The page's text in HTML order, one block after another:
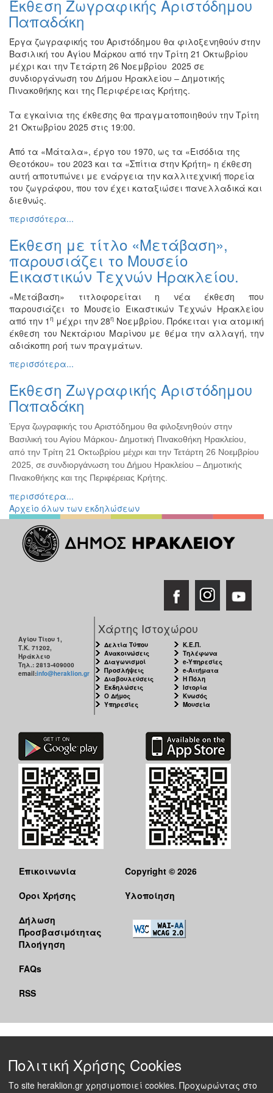
Βιβλίο
Ζωγραφική
Φωτογραφία
Τραγούδι
Μουσική
Κινηματογράφος
Χορός
Θέατρο
Παζάρι
Ειδών
Συνέδρια
Ημερίδες
-
Διημερίδες
Σεμινάρια-
Διαλέξεις-
Ομιλίες
Διάφορες
Εκθέσεις
Εκδηλώσεις
για
Παιδιά
Άλλες
Εκδηλώσεις
ΤΟΠΟΣ
ΜΑΣ
ΠΟΛΙΤΙΣΜΟΣ
ΑΝΘΕΚΤΙΚΗ
ΠΟΛΗ
Έκθεση Ζωγραφικής Αριστόδημου
Παπαδάκη
Έργα ζωγραφικής του Αριστόδημου θα φιλοξενηθούν στην
Βασιλική του Αγίου Μάρκου από την Τρίτη 21 Οκτωβρίου
μέχρι και την Τετάρτη 26 Νοεμβρίου 2025 σε
συνδιοργάνωση του Δήμου Ηρακλείου – Δημοτικής
Πινακοθήκης και της Περιφέρειας Κρήτης.
Τα εγκαίνια της έκθεσης θα πραγματοποιηθούν την Τρίτη
21 Οκτωβρίου 2025 στις 19:00.
Από τα «Μάταλα», έργο του 1970, ως τα «Εισόδια της
Θεοτόκου» του 2023 και τα «Σπίτια στην Κρήτη» η έκθεση
αυτή αποτυπώνει με ενάργεια την καλλιτεχνική πορεία
του ζωγράφου, που τον έχει καταξιώσει πανελλαδικά και
διεθνώς.
περισσότερα...
Έκθεση με τίτλο «Μετάβαση»,
παρουσιάζει το Μουσείο
Εικαστικών Τεχνών Ηρακλείου.
«Μετάβαση» τιτλοφορείται η νέα έκθεση που
παρουσιάζει το Μουσείο Εικαστικών Τεχνών Ηρακλείου
από την 1 η μέχρι την 28η Νοεμβρίου. Πρόκειται για ατομική
έκθεση του Νεκτάριου Μαρίνου με θέμα την αλλαγή, την
αδιάκοπη ροή των πραγμάτων.
περισσότερα...
Έκθεση Ζωγραφικής Αριστόδημου
Παπαδάκη
Έργα ζωγραφικής του Αριστόδημου θα φιλοξενηθούν στην
Βασιλική του Αγίου Μάρκου- Δημοτική Πινακοθήκη Ηρακλείου,
από την Τρίτη 21 Οκτωβρίου μέχρι και την Τετάρτη 26 Νοεμβρίου
2025, σε συνδιοργάνωση του Δήμου Ηρακλείου – Δημοτικής
Πινακοθήκης και της Περιφέρειας Κρήτης.
περισσότερα...
Αρχείο όλων των εκδηλώσεων
Αγίου Τίτου 1,
Τ.Κ. 71202,
Ηράκλειο
Τηλ.: 2813-409000
email:info@heraklion.gr
Χάρτης Ιστοχώρου
Δελτία Τύπου
Ανακοινώσεις
Διαγωνισμοί
Προσλήψεις
Διαβουλεύσεις
Εκδηλώσεις
Ο Δήμος
Υπηρεσίες
Κ.Ε.Π.
Τηλέφωνα
e-Υπηρεσίες
e-Αιτήματα
Η Πόλη
Ιστορία
Κνωσός
Μουσεία
Επικοινωνία
Όροι Χρήσης
Δήλωση
Προσβασιμότητας
Πλοήγηση
FAQs
RSS
Copyright © 2026
Υλοποίηση
Πολιτική Χρήσης Cookies
Το site heraklion.gr χρησιμοποιεί cookies. Προχωρώντας στο